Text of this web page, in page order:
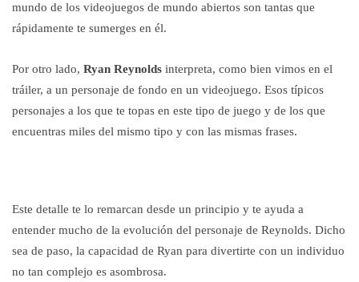
mundo de los videojuegos de mundo abiertos son tantas que
rápidamente te sumerges en él.
Por otro lado, Ryan Reynolds interpreta, como bien vimos en el
tráiler, a un personaje de fondo en un videojuego. Esos típicos
personajes a los que te topas en este tipo de juego y de los que
encuentras miles del mismo tipo y con las mismas frases.
Este detalle te lo remarcan desde un principio y te ayuda a
entender mucho de la evolución del personaje de Reynolds. Dicho
sea de paso, la capacidad de Ryan para divertirte con un individuo
no tan complejo es asombrosa.